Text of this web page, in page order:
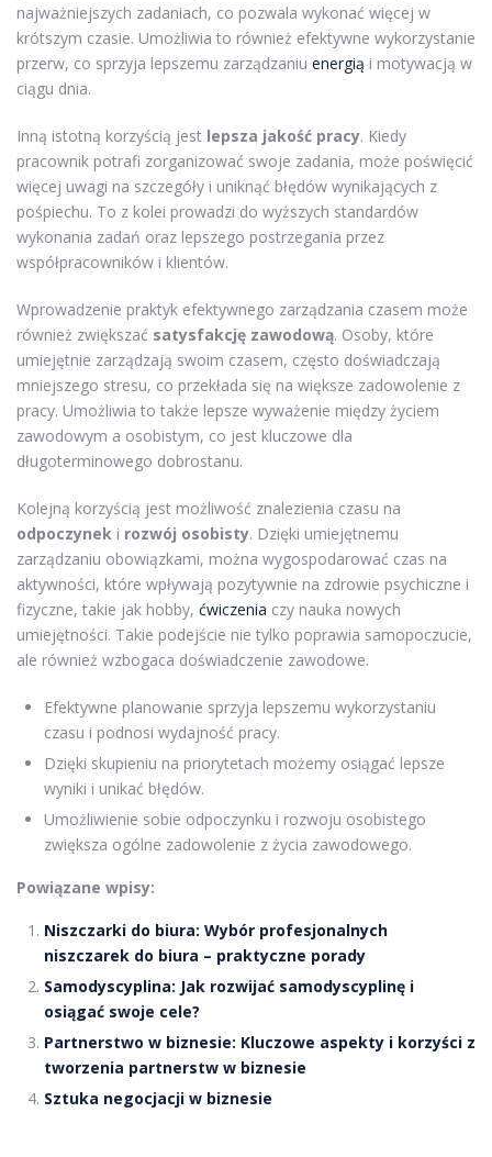
najważniejszych zadaniach, co pozwala wykonać więcej w
krótszym czasie. Umożliwia to również efektywne wykorzystanie
przerw, co sprzyja lepszemu zarządzaniu energią i motywacją w
ciągu dnia.
Inną istotną korzyścią jest lepsza jakość pracy. Kiedy
pracownik potrafi zorganizować swoje zadania, może poświęcić
więcej uwagi na szczegóły i uniknąć błędów wynikających z
pośpiechu. To z kolei prowadzi do wyższych standardów
wykonania zadań oraz lepszego postrzegania przez
współpracowników i klientów.
Wprowadzenie praktyk efektywnego zarządzania czasem może
również zwiększać satysfakcję zawodową. Osoby, które
umiejętnie zarządzają swoim czasem, często doświadczają
mniejszego stresu, co przekłada się na większe zadowolenie z
pracy. Umożliwia to także lepsze wyważenie między życiem
zawodowym a osobistym, co jest kluczowe dla
długoterminowego dobrostanu.
Kolejną korzyścią jest możliwość znalezienia czasu na
odpoczynek i rozwój osobisty. Dzięki umiejętnemu
zarządzaniu obowiązkami, można wygospodarować czas na
aktywności, które wpływają pozytywnie na zdrowie psychiczne i
fizyczne, takie jak hobby, ćwiczenia czy nauka nowych
umiejętności. Takie podejście nie tylko poprawia samopoczucie,
ale również wzbogaca doświadczenie zawodowe.
Efektywne planowanie sprzyja lepszemu wykorzystaniu
czasu i podnosi wydajność pracy.
Dzięki skupieniu na priorytetach możemy osiągać lepsze
wyniki i unikać błędów.
Umożliwienie sobie odpoczynku i rozwoju osobistego
zwiększa ogólne zadowolenie z życia zawodowego.
Powiązane wpisy:
Niszczarki do biura: Wybór profesjonalnych
niszczarek do biura – praktyczne porady
Samodyscyplina: Jak rozwijać samodyscyplinę i
osiągać swoje cele?
Partnerstwo w biznesie: Kluczowe aspekty i korzyści z
tworzenia partnerstw w biznesie
Sztuka negocjacji w biznesie